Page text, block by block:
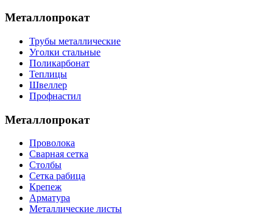
Металлопрокат
Трубы металлические
Уголки стальные
Поликарбонат
Теплицы
Швеллер
Профнастил
Металлопрокат
Проволока
Сварная сетка
Столбы
Сетка рабица
Крепеж
Арматура
Металлические листы